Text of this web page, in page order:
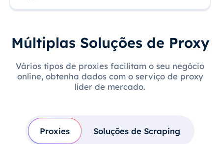
Múltiplas Soluções de Proxy
Vários tipos de proxies facilitam o seu negócio
online, obtenha dados com o serviço de proxy
líder de mercado.
Proxies Soluções de Scraping